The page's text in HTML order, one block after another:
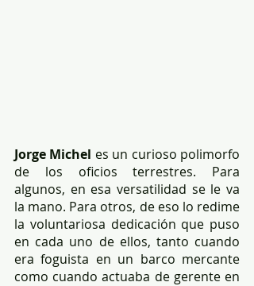
Jorge Michel es un curioso polimorfo
de los oficios terrestres. Para
algunos, en esa versatilidad se le va
la mano. Para otros, de eso lo redime
la voluntariosa dedicación que puso
en cada uno de ellos, tanto cuando
era foguista en un barco mercante
como cuando actuaba de gerente en